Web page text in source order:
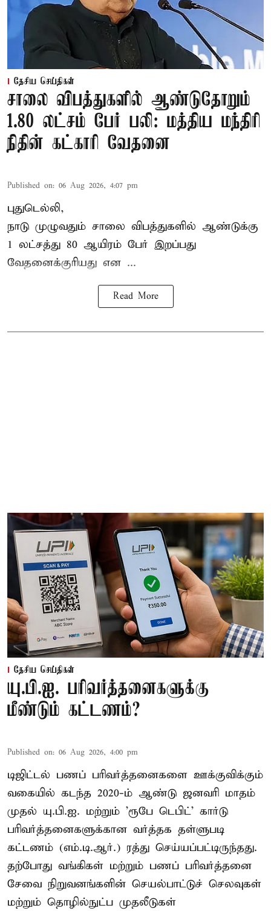
தேசிய செய்திகள்
சாலை விபத்துகளில் ஆண்டுதோறும்
1.80 லட்சம் பேர் பலி: மத்திய மந்திரி
நிதின் கட்காரி வேதனை
Published on: 06 Aug 2026, 4:07 pm
புதுடெல்லி,
நாடு முழுவதும் சாலை விபத்துகளில் ஆண்டுக்கு
1 லட்சத்து 80 ஆயிரம் பேர் இறப்பது
வேதனைக்குரியது என ...
Read More
தேசிய செய்திகள்
யு.பி.ஐ. பரிவர்த்தனைகளுக்கு
மீண்டும் கட்டணம்?
Published on: 06 Aug 2026, 4:00 pm
டிஜிட்டல் பணப் பரிவர்த்தனைகளை ஊக்குவிக்கும்
வகையில் கடந்த 2020-ம் ஆண்டு ஜனவரி மாதம்
முதல் யு.பி.ஐ. மற்றும் 'ரூபே டெபிட்' கார்டு
பரிவர்த்தனைகளுக்கான வர்த்தக தள்ளுபடி
கட்டணம் (எம்.டி.ஆர்.) ரத்து செய்யப்பட்டிருந்தது.
தற்போது வங்கிகள் மற்றும் பணப் பரிவர்த்தனை
சேவை நிறுவனங்களின் செயல்பாட்டுச் செலவுகள்
மற்றும் தொழில்நுட்ப முதலீடுகள்